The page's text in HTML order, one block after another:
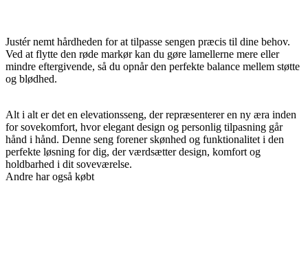
Justér nemt hårdheden for at tilpasse sengen præcis til dine behov.
Ved at flytte den røde markør kan du gøre lamellerne mere eller
mindre eftergivende, så du opnår den perfekte balance mellem støtte
og blødhed.
Alt i alt er det en elevationsseng, der repræsenterer en ny æra inden
for sovekomfort, hvor elegant design og personlig tilpasning går
hånd i hånd. Denne seng forener skønhed og funktionalitet i den
perfekte løsning for dig, der værdsætter design, komfort og
holdbarhed i dit soveværelse.
Andre har også købt